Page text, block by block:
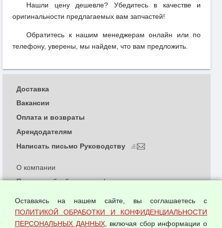
Нашли цену дешевле? Убедитесь в качестве и
оригинальности предлагаемых вам запчастей!
Обратитесь к нашим менеджерам онлайн или по
телефону, уверены, мы найдем, что вам предложить.
О компании
Политика обработки и конфиденциальности
Согласием на обработку персональных данных
Оферта оптовой купли-продажи
Доставка
Вакансии
Оплата и возвраты
Арендодателям
Написать письмо Руководству
Оставаясь на нашем сайте, вы соглашаетесь с
ПОЛИТИКОЙ ОБРАБОТКИ И КОНФИДЕНЦИАЛЬНОСТИ
ПЕРСОНАЛЬНЫХ ДАННЫХ, включая сбор информации о